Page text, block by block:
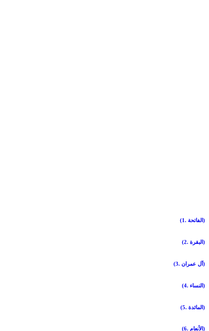
(1. الفاتحة)
(2. البقرة)
(3. آل عمران)
(4. النساء)
(5. المائدة)
(6. الأنعام)